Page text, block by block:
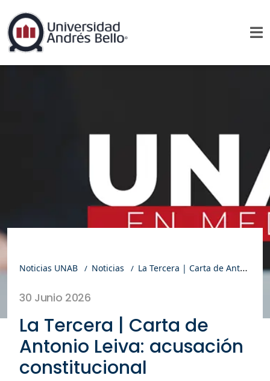
Noticias UNAB Noticias La Tercera | Carta de Antonio Leiva: acusación constitucional
30 Junio 2026
La Tercera | Carta de
Antonio Leiva: acusación
constitucional